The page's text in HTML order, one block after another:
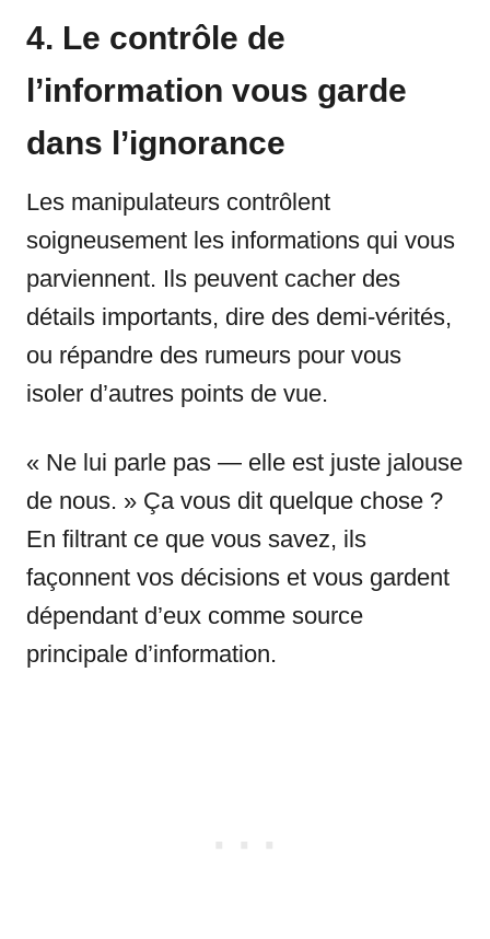
4. Le contrôle de
l’information vous garde
dans l’ignorance
Les manipulateurs contrôlent
soigneusement les informations qui vous
parviennent. Ils peuvent cacher des
détails importants, dire des demi-vérités,
ou répandre des rumeurs pour vous
isoler d’autres points de vue.
« Ne lui parle pas — elle est juste jalouse
de nous. » Ça vous dit quelque chose ?
En filtrant ce que vous savez, ils
façonnent vos décisions et vous gardent
dépendant d’eux comme source
principale d’information.